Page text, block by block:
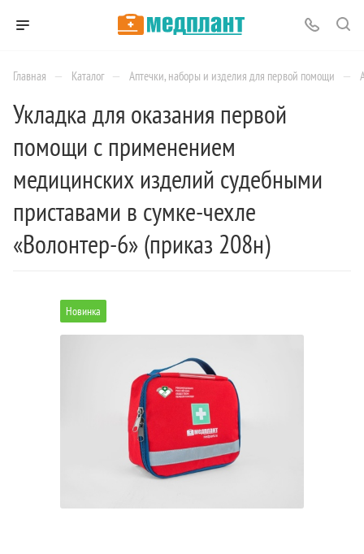
Главная — Каталог — Аптечки, наборы и изделия для первой помощи —
Укладка для оказания первой
помощи с применением
медицинских изделий судебными
приставами в сумке-чехле
«Волонтер-6» (приказ 208н)
Новинка